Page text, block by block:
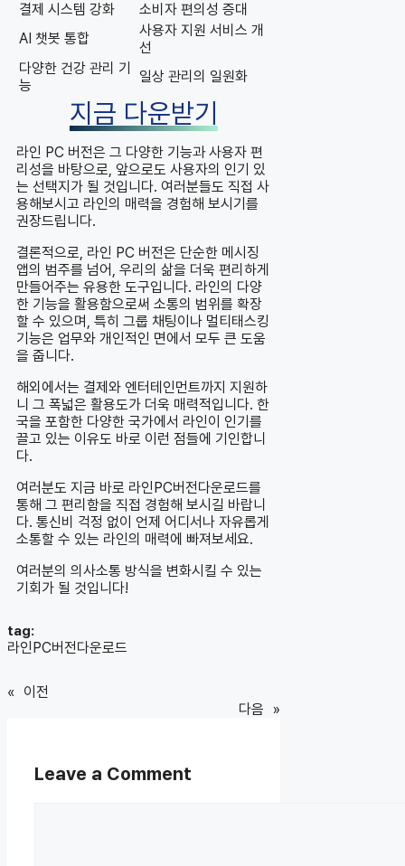
결제 시스템 강화
소비자 편의성 증대
AI 챗봇 통합
사용자 지원 서비스 개
선
다양한 건강 관리 기
능
일상 관리의 일원화
지금 다운받기
라인 PC 버전은 그 다양한 기능과 사용자 편
리성을 바탕으로, 앞으로도 사용자의 인기 있
는 선택지가 될 것입니다. 여러분들도 직접 사
용해보시고 라인의 매력을 경험해 보시기를
권장드립니다.
결론적으로, 라인 PC 버전은 단순한 메시징
앱의 범주를 넘어, 우리의 삶을 더욱 편리하게
만들어주는 유용한 도구입니다. 라인의 다양
한 기능을 활용함으로써 소통의 범위를 확장
할 수 있으며, 특히 그룹 채팅이나 멀티태스킹
기능은 업무와 개인적인 면에서 모두 큰 도움
을 줍니다.
해외에서는 결제와 엔터테인먼트까지 지원하
니 그 폭넓은 활용도가 더욱 매력적입니다. 한
국을 포함한 다양한 국가에서 라인이 인기를
끌고 있는 이유도 바로 이런 점들에 기인합니
다.
여러분도 지금 바로 라인PC버전다운로드를
통해 그 편리함을 직접 경험해 보시길 바랍니
다. 통신비 걱정 없이 언제 어디서나 자유롭게
소통할 수 있는 라인의 매력에 빠져보세요.
여러분의 의사소통 방식을 변화시킬 수 있는
기회가 될 것입니다!
tag:
라인PC버전다운로드
« 이전
다음 »
Leave a Comment